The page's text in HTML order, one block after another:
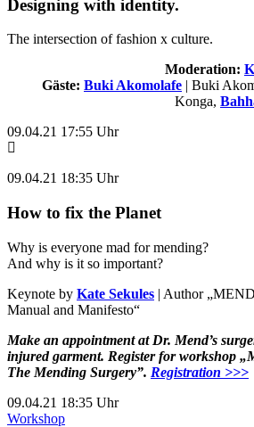
Designing with identity.
The intersection of fashion x culture.
Moderation:
Gäste: Buki Akomolafe | Buki
Konga,
09.04.21 17:55 Uhr
09.04.21 18:35 Uhr
How to fix the Planet
Why is everyone mad for mending?
And why is it so important?
Keynote by Kate Sekules | Author
Manual and Manifesto“
Make an appointment at Dr. Mend’s
injured garment. Register for workshop
The Mending Surgery”. Registration >>>
09.04.21 18:35 Uhr
Workshop